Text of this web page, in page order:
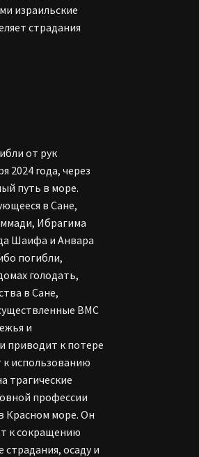
израильские
страдания
от рук
2024 года, через
путь в море.
в Сане,
Ибрагима
Шаифа и Анвара
погибли,
голодать,
в Сане,
ВМС
и
приводит к потере
использованию
трагические
профессии
Красном море. Он
к сокращению
осаду и